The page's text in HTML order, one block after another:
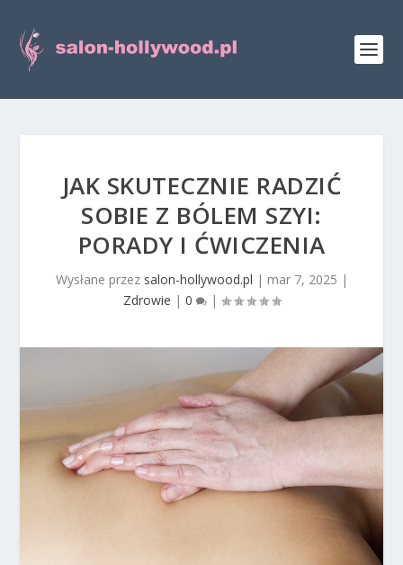
JAK SKUTECZNIE RADZIĆ
SOBIE Z BÓLEM SZYI:
PORADY I ĆWICZENIA
Wysłane przez salon-hollywood.pl | mar 7, 2025 |
Zdrowie | 0 |